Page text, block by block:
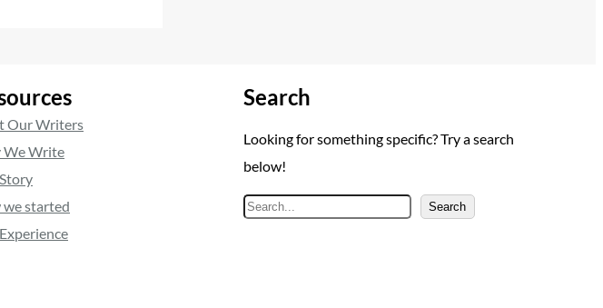
Our Writers
We Write
we started
Search
Looking for something specific? Try a search
below!
A
Search